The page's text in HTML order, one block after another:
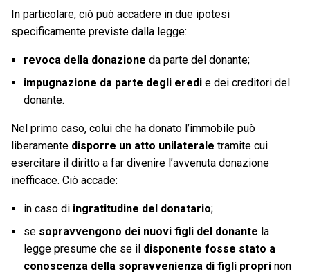
In particolare, ciò può accadere in due ipotesi
specificamente previste dalla legge:
revoca della donazione da parte del donante;
impugnazione da parte degli eredie dei creditori del
donante.
Nel primo caso, colui che ha donato l’immobile può
liberamente disporre un atto unilaterale tramite cui
esercitare il diritto a far divenire l’avvenuta donazione
inefficace. Ciò accade:
in caso di ingratitudine del donatario;
se sopravvengono dei nuovi figli del donante la
legge presume che se il disponente fosse stato a
conoscenza della sopravvenienza di figli proprinon